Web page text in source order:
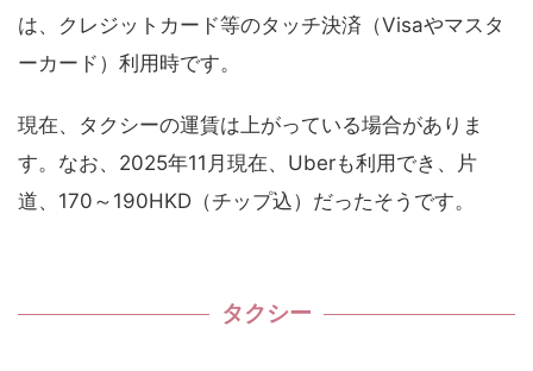
は、クレジットカード等のタッチ決済（Visaやマスタ
ーカード）利用時です。
現在、タクシーの運賃は上がっている場合がありま
す。なお、2025年11月現在、Uberも利用でき、片
道、170～190HKD（チップ込）だったそうです。
タクシー